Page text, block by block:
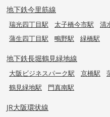
地下鉄今里筋線
瑞光四丁目駅 太子橋今市駅 清
蒲生四丁目駅
鴫野駅 緑橋駅
地下鉄長堀鶴見緑地線
大阪ビジネスパーク駅 京橋駅
鶴見緑地駅
門真南駅
JR大阪環状線